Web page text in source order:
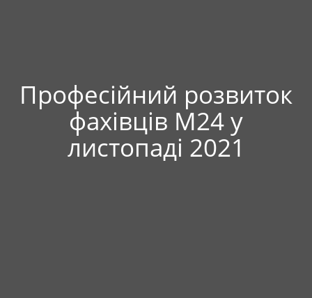
Професійний розвиток
фахівців М24 у
листопаді 2021